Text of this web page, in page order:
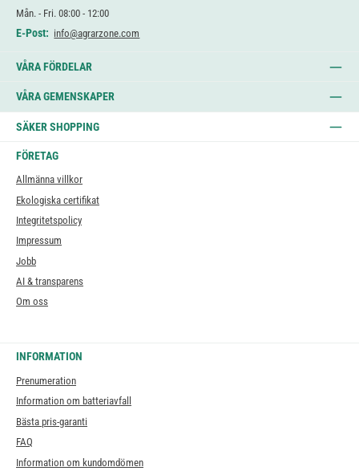
Mån. - Fri. 08:00 - 12:00
E-Post: info@agrarzone.com
VÅRA FÖRDELAR
VÅRA GEMENSKAPER
SÄKER SHOPPING
FÖRETAG
Allmänna villkor
Ekologiska certifikat
Integritetspolicy
Impressum
Jobb
AI & transparens
Om oss
INFORMATION
Prenumeration
Information om batteriavfall
Bästa pris-garanti
FAQ
Information om kundomdömen